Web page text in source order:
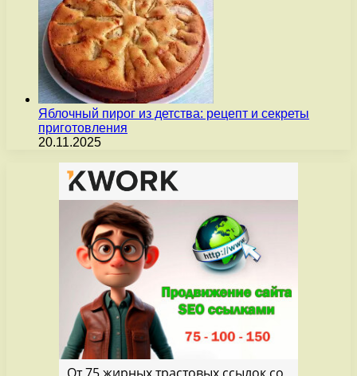
Яблочный пирог из детства: рецепт и секреты
приготовления
20.11.2025